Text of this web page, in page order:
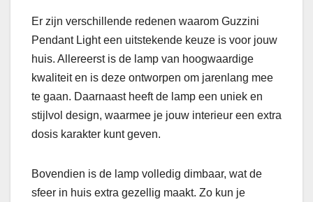
Er zijn verschillende redenen waarom Guzzini
Pendant Light een uitstekende keuze is voor jouw
huis. Allereerst is de lamp van hoogwaardige
kwaliteit en is deze ontworpen om jarenlang mee
te gaan. Daarnaast heeft de lamp een uniek en
stijlvol design, waarmee je jouw interieur een extra
dosis karakter kunt geven.
Bovendien is de lamp volledig dimbaar, wat de
sfeer in huis extra gezellig maakt. Zo kun je